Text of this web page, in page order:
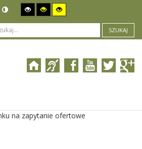
SZUKAJ
publiczne
na zapytanie ofertowe